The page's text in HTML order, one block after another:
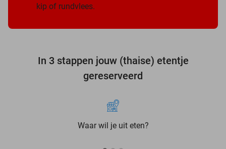
kip of rundvlees.
In 3 stappen jouw (thaise) etentje
gereserveerd
Waar wil je uit eten?